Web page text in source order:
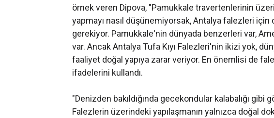
örnek veren Dipova, "Pamukkale travertenlerinin
yapmayı nasıl düşünemiyorsak, Antalya falezleri
gerekiyor. Pamukkale'nin dünyada benzerleri var,
var. Ancak Antalya Tufa Kıyı Falezleri'nin ikizi yok,
faaliyet doğal yapıya zarar veriyor. En önemlisi de
ifadelerini kullandı.
"Denizden bakıldığında gecekondular kalabalığı gibi
Falezlerin üzerindeki yapılaşmanın yalnızca doğal